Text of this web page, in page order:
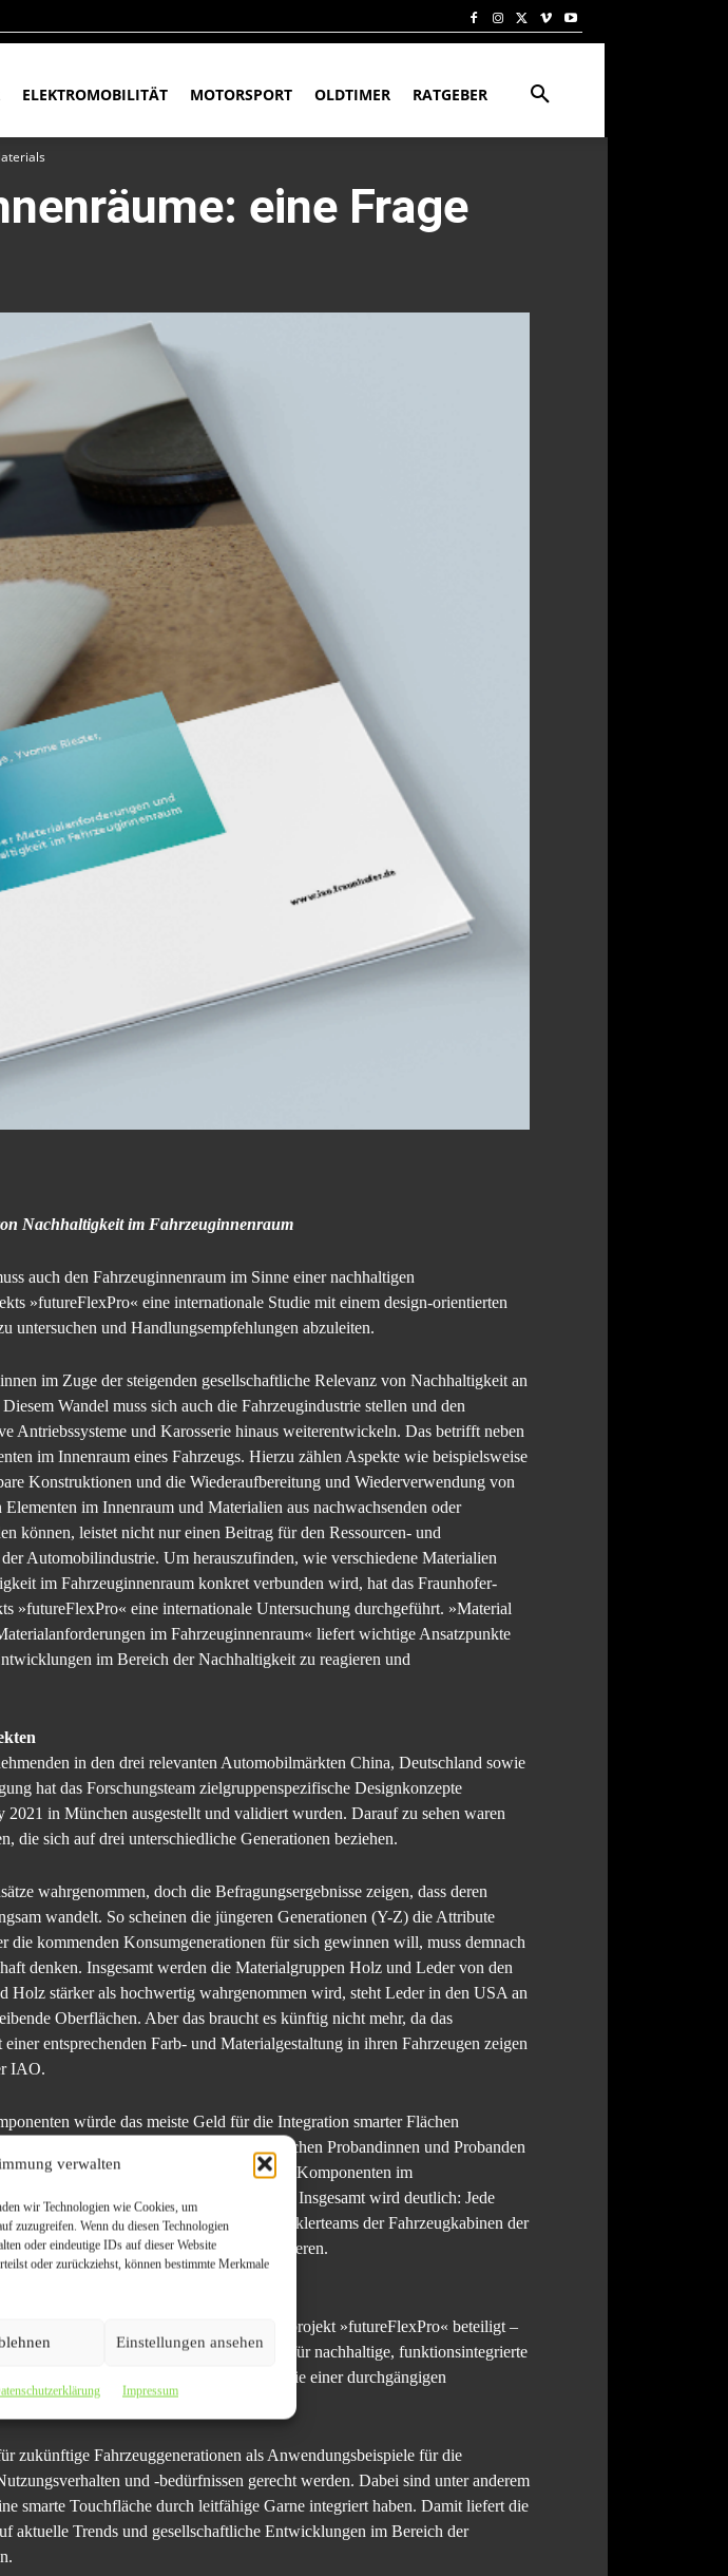
verwalten
wir Technologien wie Cookies, um
zuzugreifen. Wenn du diesen Technologien
oder eindeutige IDs auf dieser Website
oder zurückziehst, können bestimmte Merkmale
Einstellungen ansehen
Impressum
ELEKTROMOBILITÄT MOTORSPORT OLDTIMER RATGEBER
eine Frage
Nachhaltigkeit im Fahrzeuginnenraum
auch den Fahrzeuginnenraum im Sinne einer nachhaltigen
»futureFlexPro« eine internationale Studie mit einem design-orientierten
untersuchen und Handlungsempfehlungen abzuleiten.
im Zuge der steigenden gesellschaftliche Relevanz von Nachhaltigkeit an
Wandel muss sich auch die Fahrzeugindustrie stellen und den
Antriebssysteme und Karosserie hinaus weiterentwickeln. Das betrifft neben
im Innenraum eines Fahrzeugs. Hierzu zählen Aspekte wie beispielsweise
Konstruktionen und die Wiederaufbereitung und Wiederverwendung von
im Innenraum und Materialien aus nachwachsenden oder
können, leistet nicht nur einen Beitrag für den Ressourcen- und
Automobilindustrie. Um herauszufinden, wie verschiedene Materialien
im Fahrzeuginnenraum konkret verbunden wird, hat das Fraunhofer-
»futureFlexPro« eine internationale Untersuchung durchgeführt. »Material
im Fahrzeuginnenraum« liefert wichtige Ansatzpunkte
im Bereich der Nachhaltigkeit zu reagieren und
in den drei relevanten Automobilmärkten China, Deutschland sowie
hat das Forschungsteam zielgruppenspezifische Designkonzepte
in München ausgestellt und validiert wurden. Darauf zu sehen waren
die sich auf drei unterschiedliche Generationen beziehen.
wahrgenommen, doch die Befragungsergebnisse zeigen, dass deren
wandelt. So scheinen die jüngeren Generationen (Y-Z) die Attribute
kommenden Konsumgenerationen für sich gewinnen will, muss demnach
denken. Insgesamt werden die Materialgruppen Holz und Leder von den
Holz stärker als hochwertig wahrgenommen wird, steht Leder in den USA an
Oberflächen. Aber das braucht es künftig nicht mehr, da das
entsprechenden Farb- und Materialgestaltung in ihren Fahrzeugen zeigen
IAO.
würde das meiste Geld für die Integration smarter Flächen
höheren Preis bezahlen. Die deutschen Probandinnen und Probanden
ausgeben. Die Option, spezifische Komponenten im
wird als am interessantesten bewertet. Insgesamt wird deutlich: Jede
an die Design- und Entwicklerteams der Fahrzeugkabinen der
und hochwertigen Design zu kombinieren.
Wolfsburg am Forschungsprojekt »futureFlexPro« beteiligt –
modularisierbarer Lösungen für nachhaltige, funktionsintegrierte
ganzheitlichen Kreislaufwirtschaft sowie einer durchgängigen
Markt- und Absatzszenarien.
zukünftige Fahrzeuggenerationen als Anwendungsbeispiele für die
und -bedürfnissen gerecht werden. Dabei sind unter anderem
smarte Touchfläche durch leitfähige Garne integriert haben. Damit liefert die
aktuelle Trends und gesellschaftliche Entwicklungen im Bereich der